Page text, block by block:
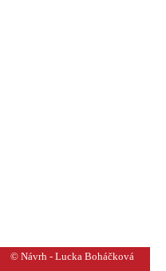
© Návrh - Lucka Boháčková